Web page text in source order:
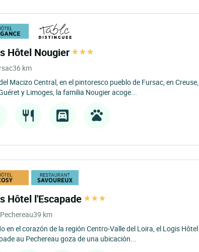
Hôtel Nougier
36 km
Macizo Central, en el pintoresco pueblo de Fursac, en Creuse,
y Limoges, la familia Nougier acoge...
Hôtel l'Escapade
39 km
en el corazón de la región Centro-Valle del Loira, el Logis Hôtel
au Pechereau goza de una ubicación...